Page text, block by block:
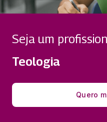
Seja um
Teologia
Quero